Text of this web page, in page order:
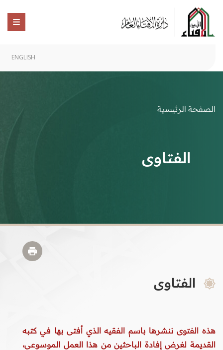
ENGLISH
الصفحة الرئيسية
الفتاوى
الفتاوى
هذه الفتوى ننشرها باسم الفقيه الذي أفتى بها في كتبه
القديمة لغرض إفادة الباحثين من هذا العمل الموسوعي،